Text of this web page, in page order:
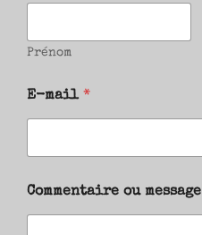
Prénom
E-mail *
Commentaire ou message